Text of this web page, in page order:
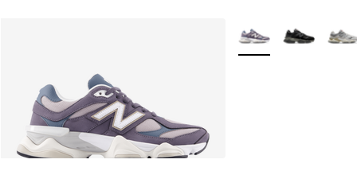
Plus de couleurs